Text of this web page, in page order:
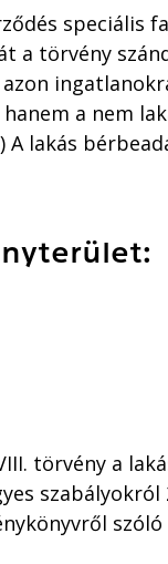
speciális
a törvény
a nem
A lakás
törvény a
szabályokról